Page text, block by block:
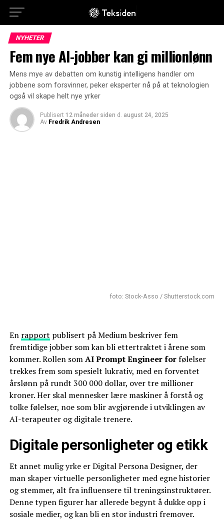
NYHETER
Fem nye AI-jobber kan gi millionlønn
Mens mye av debatten om kunstig intelligens handler om
jobbene som forsvinner, peker eksperter nå på at teknologien
også vil skape helt nye yrker
Publisert 12 måneder siden d. august 24, 2025
Av Fredrik Andresen
foto: Stock-Asso / Shutterstock.com
En rapport publisert på Medium beskriver fem
fremtidige jobber som kan bli ettertraktet i årene som
kommer. Rollen somAI Prompt Engineer forfølelser
trekkes frem som spesielt lukrativ, med en forventet
årslønn på rundt 300 000 dollar, over tre millioner
kroner. Her skal mennesker lære maskiner å forstå og
tolke følelser, noe som blir avgjørende i utviklingen av
AI-terapeuter og digitale trenere.
Digitale personligheter og etikk
Et annet mulig yrke er Digital Persona Designer, der
man skaper virtuelle personligheter med egne historier
og stemmer, alt fra influensere til treningsinstruktører.
Denne typen figurer har allerede begynt å dukke opp i
sosiale medier, og kan bli en stor industri fremover.